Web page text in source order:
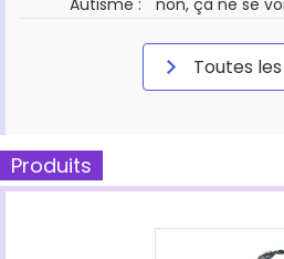
Autisme : " non, ça ne se
Toutes
Produits